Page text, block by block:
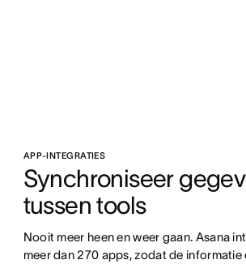
APP-INTEGRATIES
Synchroniseer
tussen tools
Nooit meer heen en weer gaan. Asana
meer dan 270 apps, zodat de